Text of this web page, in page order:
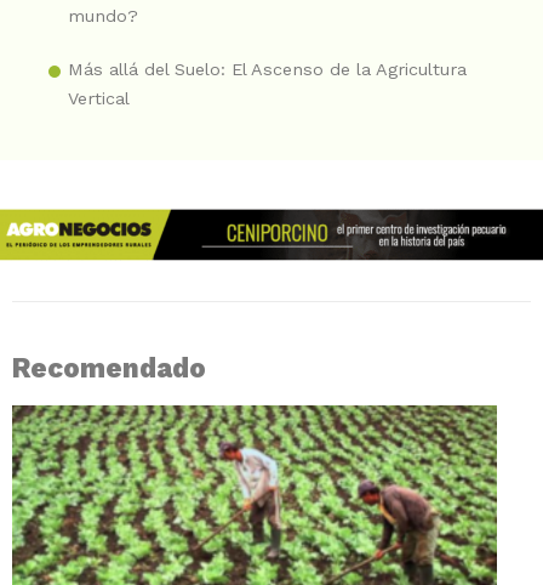
mundo?
Más allá del Suelo: El Ascenso de la Agricultura
Vertical
Recomendado